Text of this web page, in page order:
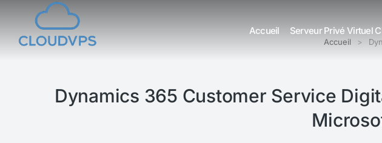
Accueil Serveur Privé Virtuel
Vous êtes ici : Accueil
Dynamics 365 Customer Service